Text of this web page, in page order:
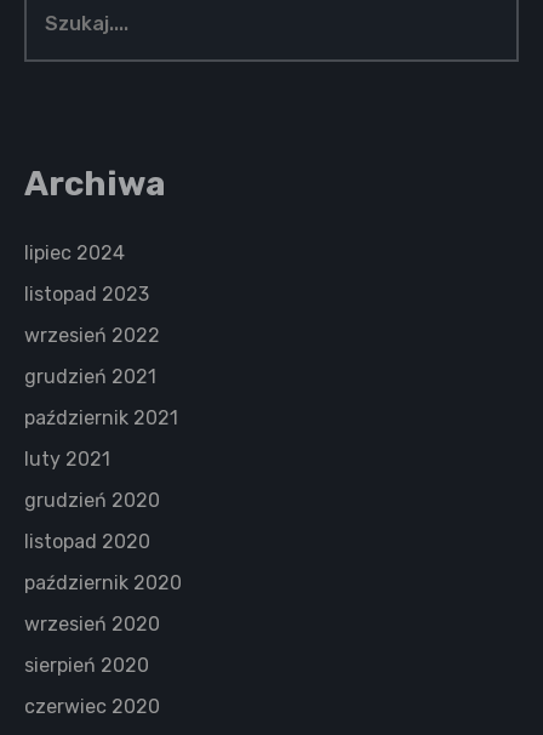
Archiwa
lipiec 2024
listopad 2023
wrzesień 2022
grudzień 2021
październik 2021
luty 2021
grudzień 2020
listopad 2020
październik 2020
wrzesień 2020
sierpień 2020
czerwiec 2020